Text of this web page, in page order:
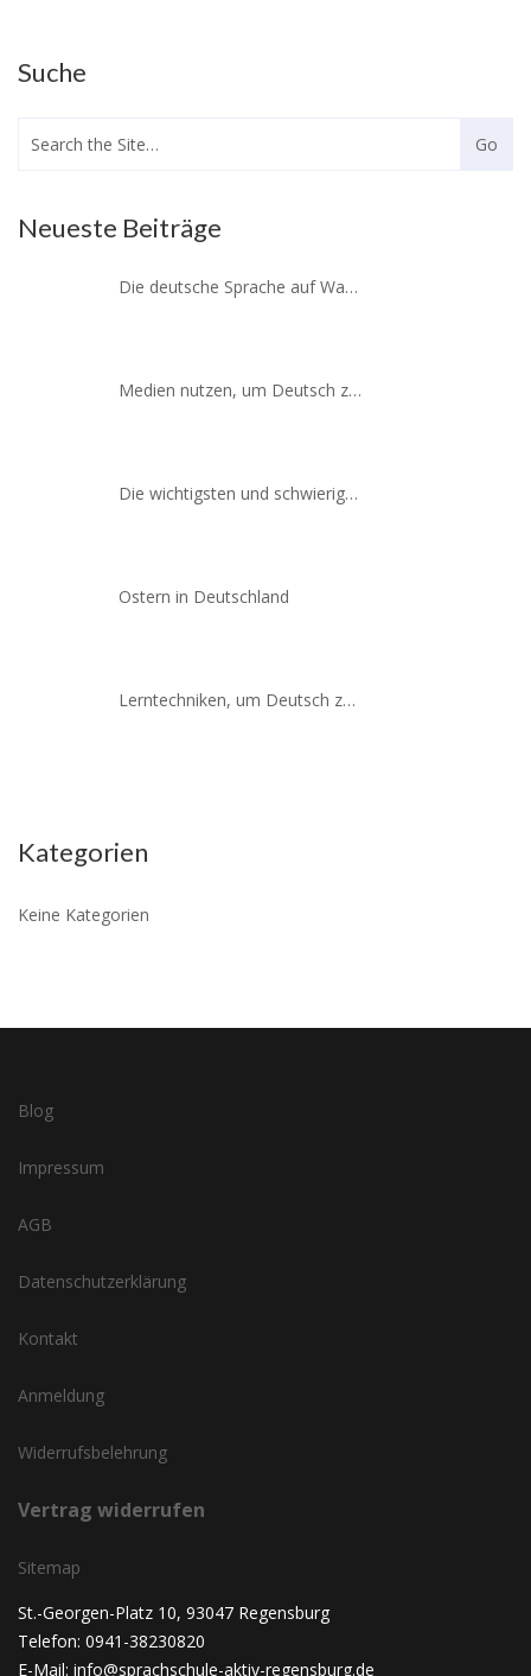
Suche
Neueste Beiträge
Die deutsche Sprache auf Wanderung
Medien nutzen, um Deutsch zu lernen
Die wichtigsten und schwierigsten Verbtypen
Ostern in Deutschland
Lerntechniken, um Deutsch zu lernen
Kategorien
Keine Kategorien
Blog
Impressum
AGB
Datenschutzerklärung
Kontakt
Anmeldung
Widerrufsbelehrung
Vertrag widerrufen
Sitemap
St.-Georgen-Platz 10, 93047 Regensburg
Telefon: 0941-38230820
E-Mail: info@sprachschule-aktiv-regensburg.de